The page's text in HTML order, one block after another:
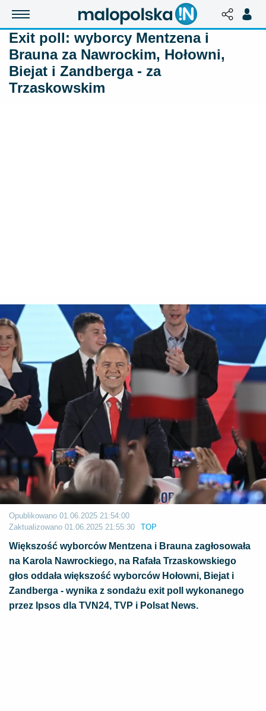
Exit poll: wyborcy Mentzena i
Brauna za Nawrockim, Hołowni,
Biejat i Zandberga - za
Trzaskowskim
Opublikowano 01.06.2025 21:54:00
Zaktualizowano 01.06.2025 21:55:30 TOP
Większość wyborców Mentzena i Brauna zagłosowała
na Karola Nawrockiego, na Rafała Trzaskowskiego
głos oddała większość wyborców Hołowni, Biejat i
Zandberga - wynika z sondażu exit poll wykonanego
przez Ipsos dla TVN24, TVP i Polsat News.